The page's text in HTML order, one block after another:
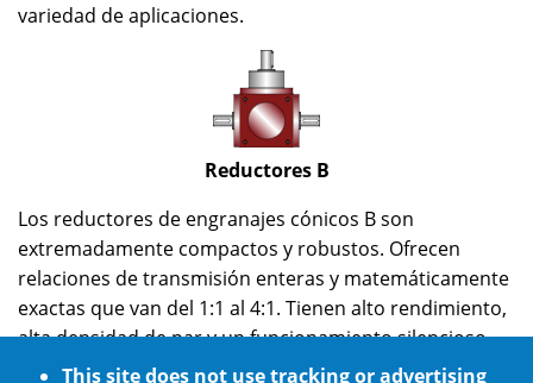
variedad de aplicaciones.
Reductores B
Los reductores de engranajes cónicos B son
extremadamente compactos y robustos. Ofrecen
relaciones de transmisión enteras y matemáticamente
exactas que van del 1:1 al 4:1. Tienen alto rendimiento,
alta densidad de par y un funcionamiento silencioso.
Los engranajes están hechos de acero aleado de alta
This site does not use tracking or advertising